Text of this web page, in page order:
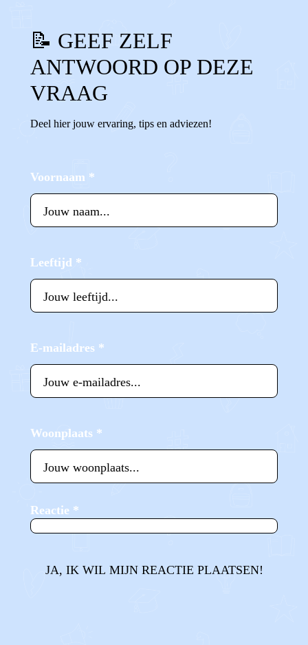
📝 GEEF ZELF
ANTWOORD OP DEZE
VRAAG
Deel hier jouw ervaring, tips en adviezen!
Voornaam *
Leeftijd *
E-mailadres *
Woonplaats *
Reactie *
JA, IK WIL MIJN REACTIE PLAATSEN!